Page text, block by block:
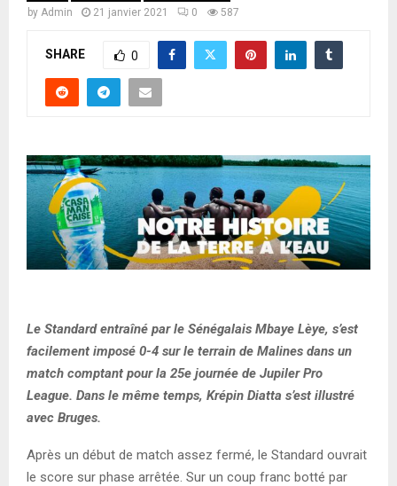
by Admin 21 janvier 2021 0 587
SHARE 0
Le Standard entraîné par le Sénégalais Mbaye Lèye, s’est
facilement imposé 0-4 sur le terrain de Malines dans un
match comptant pour la 25e journée de Jupiler Pro
League. Dans le même temps, Krépin Diatta s’est illustré
avec Bruges.
Après un début de match assez fermé, le Standard ouvrait
le score sur phase arrêtée. Sur un coup franc botté par